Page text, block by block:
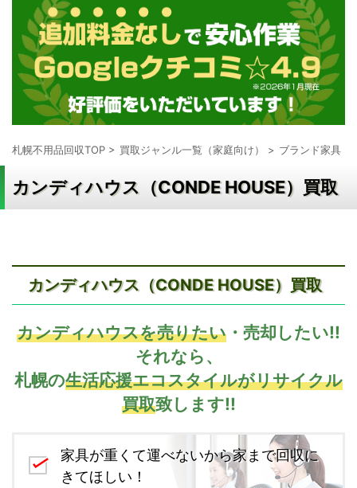
札幌不用品回収TOP > 買取ジャンル一覧（家庭向け） > ブランド家具・
カンディハウス（CONDE HOUSE）買取
カンディハウス（CONDE HOUSE）買取
カンディハウスを売りたい ・売却したい!!
それなら、
札幌の生活応援エコスタイルがリサイクル
買取致します!!
家具が重くて運べないから家まで回収に
きてほしい！